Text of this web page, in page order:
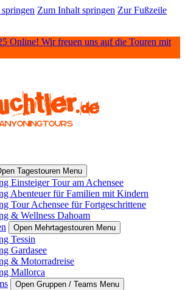
Zum Inhalt springen Zur Fußzeile
Online! Wir freuen uns auf die Touren mit
Tagestouren Menu
Einsteiger Tour am Achensee
Abenteuer für Familien mit Kindern
Tour Achensee für Fortgeschrittene
& Wellness Dahoam
Open Mehrtagestouren Menu
Tessin
Gardasee
& Motorradreise
Mallorca
Open Gruppen / Teams Menu